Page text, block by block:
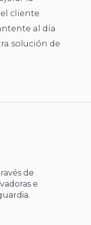
cliente.
al día
solución de
de
e